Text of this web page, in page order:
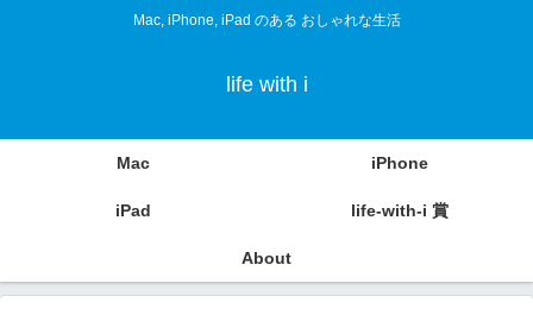
Mac, iPhone, iPad のある おしゃれな生活
life with i
Mac iPhone
iPad life-with-i 賞
About